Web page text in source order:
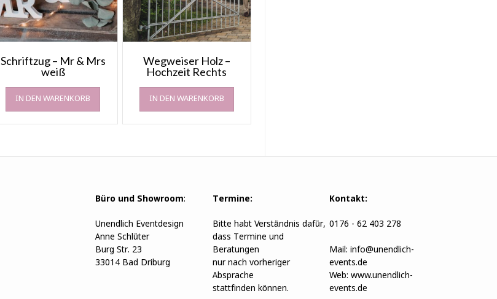
Schriftzug – Mr & Mrs
weiß
IN DEN WARENKORB
Wegweiser Holz –
Hochzeit Rechts
IN DEN WARENKORB
Büro und Showroom:
Unendlich Eventdesign
Anne Schlüter
Burg Str. 23
33014 Bad Driburg
Termine:
Bitte habt Verständnis dafür,
dass Termine und
Beratungen
nur nach vorheriger
Absprache
stattfinden können.
Kontakt:
0176 - 62 403 278
Mail:info@unendlich-
events.de
Web: www.unendlich-
events.de